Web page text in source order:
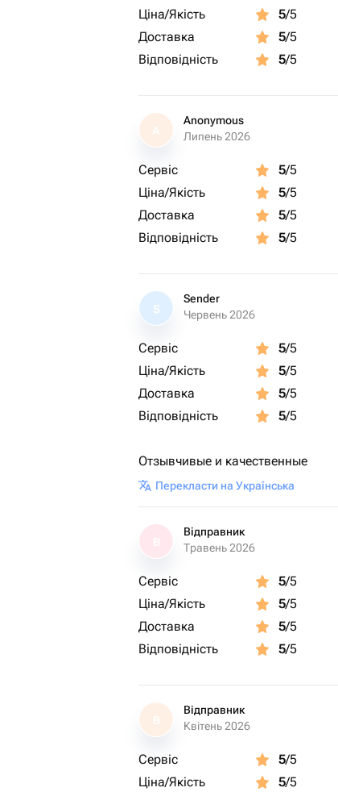
Ціна/Якість
5/5
Доставка
5/5
Відповідність
5/5
A
Anonymous
Липень 2026
Сервіс 5/5
Ціна/Якість
5/5
Доставка
5/5
Відповідність
5/5
S
Sender
Червень 2026
Сервіс 5/5
Ціна/Якість
5/5
Доставка
5/5
Відповідність
5/5
Отзывчивые и качественные
Перекласти на Українська
Відправник
Травень 2026
Сервіс 5/5
Ціна/Якість
5/5
Доставка
5/5
Відповідність
5/5
В
Відправник
Квітень 2026
Сервіс 5/5
Ціна/Якість
5/5